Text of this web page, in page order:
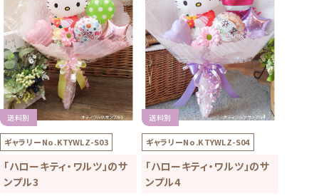
送料別
ギャラリーNo.KTYWLZ-S03
「ハローキティ・ワルツ」のサ
ンプル3
送料別
ギャラリーNo.KTYWLZ-S04
「ハローキティ・ワルツ」のサ
ンプル4